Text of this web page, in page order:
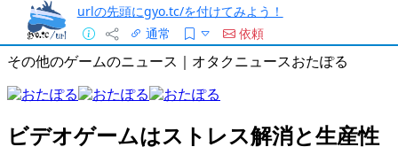
urlの先頭にgyo.tc/を付けてみよう！
通常
依頼